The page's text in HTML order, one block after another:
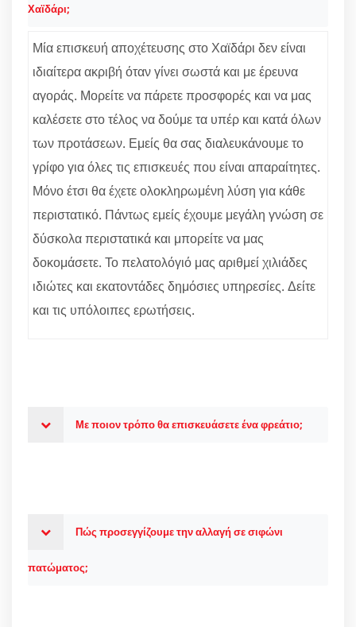
Χαϊδάρι;
Μία επισκευή αποχέτευσης στο Χαϊδάρι δεν είναι
ιδιαίτερα ακριβή όταν γίνει σωστά και με έρευνα
αγοράς. Μορείτε να πάρετε προσφορές και να μας
καλέσετε στο τέλος να δούμε τα υπέρ και κατά όλων
των προτάσεων. Εμείς θα σας διαλευκάνουμε το
γρίφο για όλες τις επισκευές που είναι απαραίτητες.
Μόνο έτσι θα έχετε ολοκληρωμένη λύση για κάθε
περιστατικό. Πάντως εμείς έχουμε μεγάλη γνώση σε
δύσκολα περιστατικά και μπορείτε να μας
δοκομάσετε. Το πελατολόγιό μας αριθμεί χιλιάδες
ιδιώτες και εκατοντάδες δημόσιες υπηρεσίες. Δείτε
και τις υπόλοιπες ερωτήσεις.
Με ποιον τρόπο θα επισκευάσετε ένα φρεάτιο;
Πώς προσεγγίζουμε την αλλαγή σε σιφώνι
πατώματος;